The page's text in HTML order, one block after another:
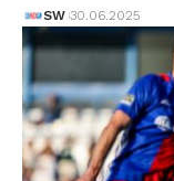
SW 30.06.2025